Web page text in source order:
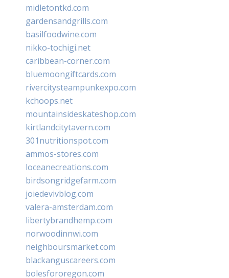
midletontkd.com
gardensandgrills.com
basilfoodwine.com
nikko-tochigi.net
caribbean-corner.com
bluemoongiftcards.com
rivercitysteampunkexpo.com
kchoops.net
mountainsideskateshop.com
kirtlandcitytavern.com
301nutritionspot.com
ammos-stores.com
loceanecreations.com
birdsongridgefarm.com
joiedevivblog.com
valera-amsterdam.com
libertybrandhemp.com
norwoodinnwi.com
neighboursmarket.com
blackanguscareers.com
bolesfororegon.com